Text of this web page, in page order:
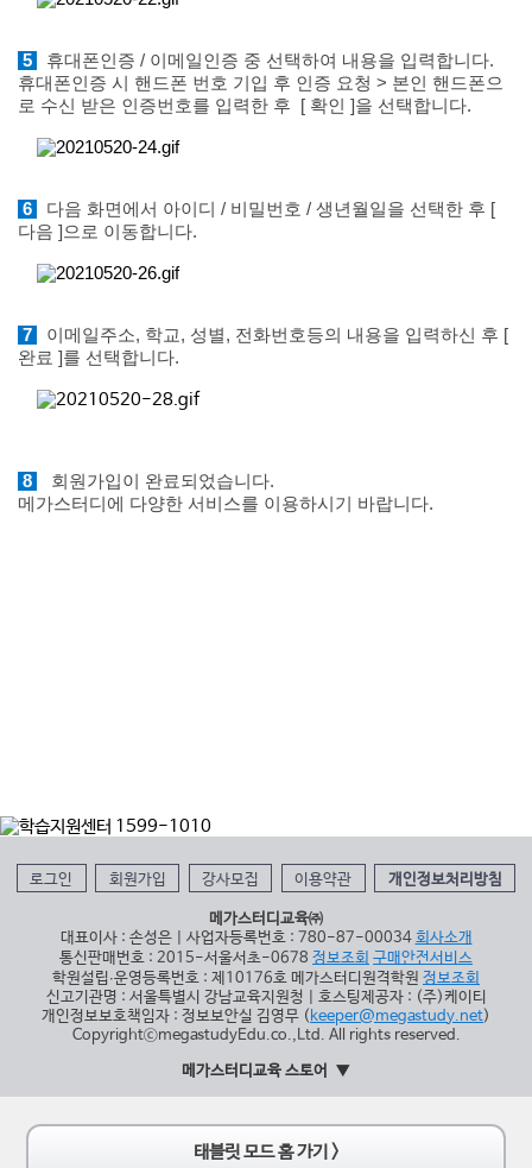
5
휴대폰인증 / 이메일인증 중 선택하여 내용을 입력합니다.
휴대폰인증 시 핸드폰 번호 기입 후 인증 요청 > 본인 핸드폰으
로 수신 받은 인증번호를 입력한 후
[ 확인 ]을 선택합니다.
6
다음 화면에서 아이디 / 비밀번호 / 생년월일을 선택한 후 [
다음 ]으로 이동합니다.
7
이메일주소, 학교, 성별, 전화번호등의 내용을 입력하신 후 [
완료 ]를 선택합니다.
8
회원가입이 완료되었습니다.
메가스터디에 다양한 서비스를 이용하시기 바랍니다.
로그인 회원가입 강사모집 이용약관 개인정보처리방침
메가스터디교육㈜
대표이사 : 손성은 | 사업자등록번호 : 780-87-00034 회사소개
통신판매번호 : 2015-서울서초-0678 정보조회 구매안전서비스
학원설립∙운영등록번호 : 제10176호 메가스터디원격학원 정보조회
신고기관명 : 서울특별시 강남교육지원청 | 호스팅제공자 : (주)케이티
개인정보보호책임자 : 정보보안실 김영무 (keeper@megastudy.net)
CopyrightⓒmegastudyEdu.co.,Ltd. All rights reserved.
메가스터디교육 스토어
태블릿 모드 홈 가기 >